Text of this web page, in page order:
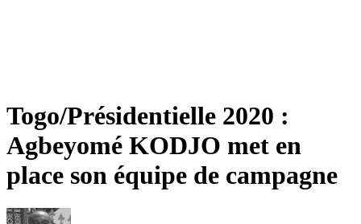
Togo/Présidentielle 2020 :
Agbeyomé KODJO met en
place son équipe de campagne